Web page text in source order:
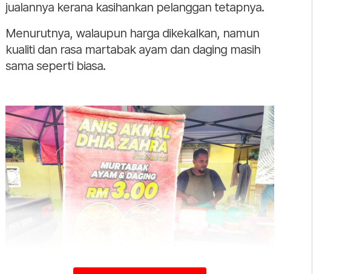
jualannya kerana kasihankan pelanggan tetapnya.
Menurutnya, walaupun harga dikekalkan, namun
kualiti dan rasa martabak ayam dan daging masih
sama seperti biasa.